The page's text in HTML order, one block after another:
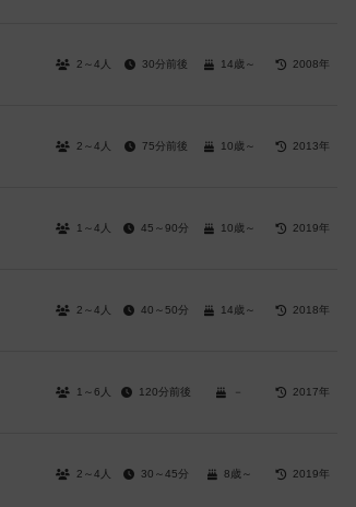
2～4人 30分前後 14歳～ 2008年
2～4人 75分前後 10歳～ 2013年
1～4人 45～90分 10歳～ 2019年
2～4人 40～50分 14歳～ 2018年
1～6人 120分前後 － 2017年
2～4人 30～45分 8歳～ 2019年